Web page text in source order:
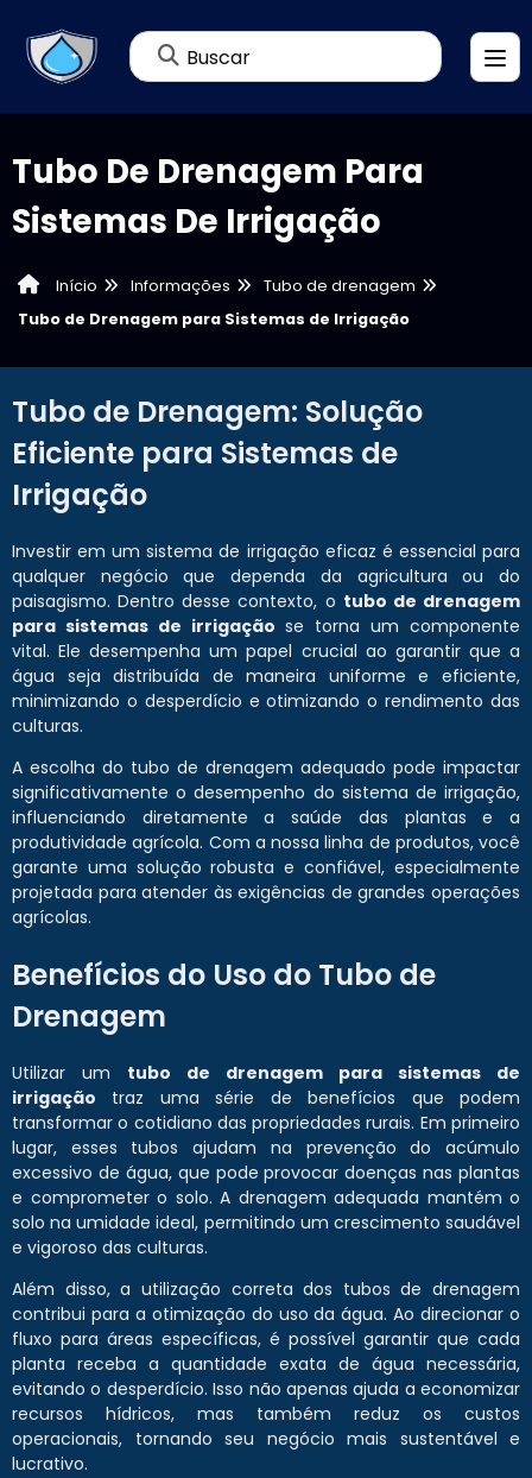
Buscar
Tubo De Drenagem Para
Sistemas De Irrigação
Início Informações
Tubo de drenagem
Tubo de Drenagem para Sistemas de Irrigação
Tubo de Drenagem: Solução
Eficiente para Sistemas de
Irrigação
Investir em um sistema de irrigação eficaz é essencial para
qualquer negócio que dependa da agricultura ou do
paisagismo. Dentro desse contexto, o tubo de drenagem
para sistemas de irrigação se torna um componente
vital. Ele desempenha um papel crucial ao garantir que a
água seja distribuída de maneira uniforme e eficiente,
minimizando o desperdício e otimizando o rendimento das
culturas.
A escolha do tubo de drenagem adequado pode impactar
significativamente o desempenho do sistema de irrigação,
influenciando diretamente a saúde das plantas e a
produtividade agrícola. Com a nossa linha de produtos, você
garante uma solução robusta e confiável, especialmente
projetada para atender às exigências de grandes operações
agrícolas.
Benefícios do Uso do Tubo de
Drenagem
Utilizar um tubo de drenagem para sistemas de
irrigação traz uma série de benefícios que podem
transformar o cotidiano das propriedades rurais. Em primeiro
lugar, esses tubos ajudam na prevenção do acúmulo
excessivo de água, que pode provocar doenças nas plantas
e comprometer o solo. A drenagem adequada mantém o
solo na umidade ideal, permitindo um crescimento saudável
e vigoroso das culturas.
Além disso, a utilização correta dos tubos de drenagem
contribui para a otimização do uso da água. Ao direcionar o
fluxo para áreas específicas, é possível garantir que cada
planta receba a quantidade exata de água necessária,
evitando o desperdício. Isso não apenas ajuda a economizar
recursos hídricos, mas também reduz os custos
operacionais, tornando seu negócio mais sustentável e
lucrativo.